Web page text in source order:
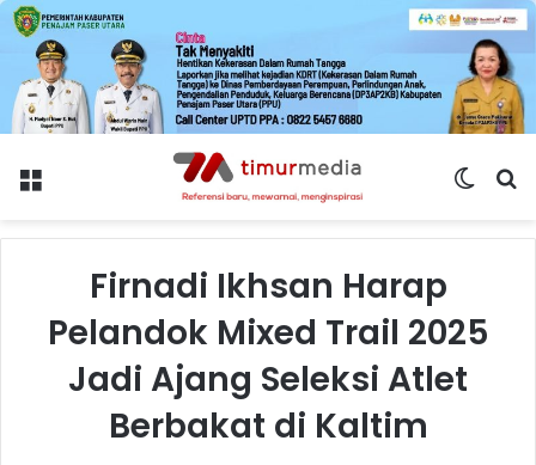
Menu
Switch
Firnadi Ikhsan Harap
Pelandok Mixed Trail 2025
Jadi Ajang Seleksi Atlet
Berbakat di Kaltim